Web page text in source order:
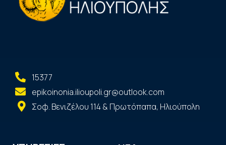
15377
epikoinonia.ilioupoli.gr@outlook.com
Σοφ. Βενιζέλου 114 & Πρωτόπαπα, Ηλιούπολη